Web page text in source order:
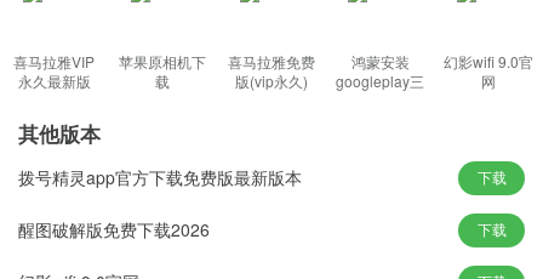
下载新的扩展程序加载到小智双核浏览器
2、内核基于强劲的chromium65，可以极速的进行启动，支持皮肤
3、可以在浏览历史直接打开以前访问的地址，方便您找到上次查看
喜马拉雅VIP
永久最新版
苹果原相机下
载
喜马拉雅免费
版(vip永久)
鸿蒙安装
googleplay三
幻影wifi 9.0官
网
其他版本
拨号精灵app官方下载免费版最新版本 下载
醒图破解版免费下载2026 下载